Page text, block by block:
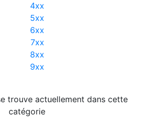
4xx
5xx
6xx
7xx
8xx
9xx
trouve actuellement dans cette
catégorie